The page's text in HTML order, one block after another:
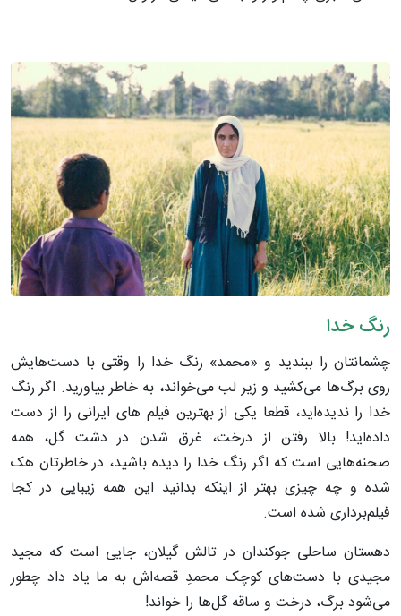
رنگ خدا
چشمانتان را ببندید و «محمد» رنگ خدا را وقتی با دست‌هایش
روی برگ‌ها می‌کشید و زیر لب می‌خواند، به خاطر بیاورید. اگر رنگ
خدا را ندیده‌اید، قطعا یکی از بهترین فیلم های ایرانی را از دست
داده‌اید! بالا رفتن از درخت، غرق شدن در دشت گل، همه
صحنه‌هایی است که اگر رنگ خدا را دیده باشید، در خاطرتان هک
شده و چه چیزی بهتر از اینکه بدانید این همه زیبایی در کجا
فیلم‌برداری شده است.
دهستان ساحلی جوکندان در تالش گیلان، جایی است که مجید
مجیدی با دست‌های کوچک محمدِ قصه‌اش به ما یاد داد چطور
می‌شود برگ، درخت و ساقه گل‌ها را خواند!